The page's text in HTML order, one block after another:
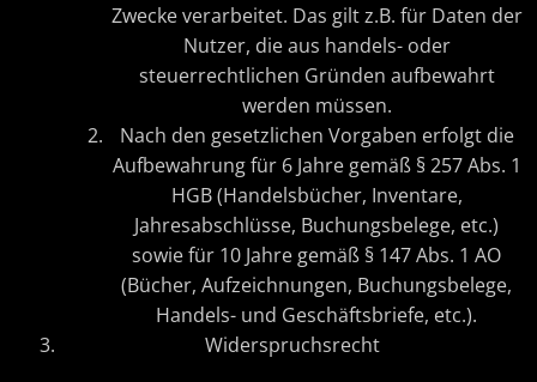
Zwecke verarbeitet. Das gilt z.B. für Daten der
Nutzer, die aus handels- oder
steuerrechtlichen Gründen aufbewahrt
werden müssen.
Nach den gesetzlichen Vorgaben erfolgt die
Aufbewahrung für 6 Jahre gemäß § 257 Abs. 1
HGB (Handelsbücher, Inventare,
Jahresabschlüsse, Buchungsbelege, etc.)
sowie für 10 Jahre gemäß § 147 Abs. 1 AO
(Bücher, Aufzeichnungen, Buchungsbelege,
Handels- und Geschäftsbriefe, etc.).
Widerspruchsrecht